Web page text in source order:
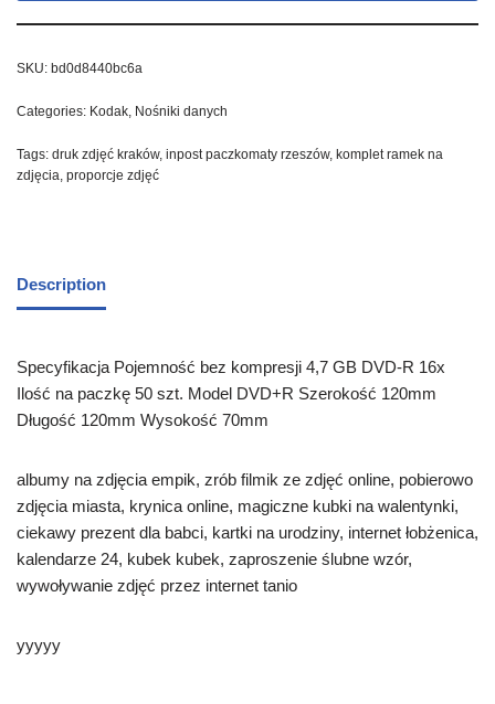
SKU: bd0d8440bc6a
Categories: Kodak, Nośniki danych
Tags: druk zdjęć kraków, inpost paczkomaty rzeszów, komplet ramek na
zdjęcia, proporcje zdjęć
Description
Specyfikacja Pojemność bez kompresji 4,7 GB DVD-R 16x
Ilość na paczkę 50 szt. Model DVD+R Szerokość 120mm
Długość 120mm Wysokość 70mm
albumy na zdjęcia empik, zrób filmik ze zdjęć online, pobierowo
zdjęcia miasta, krynica online, magiczne kubki na walentynki,
ciekawy prezent dla babci, kartki na urodziny, internet łobżenica,
kalendarze 24, kubek kubek, zaproszenie ślubne wzór,
wywoływanie zdjęć przez internet tanio
yyyyy